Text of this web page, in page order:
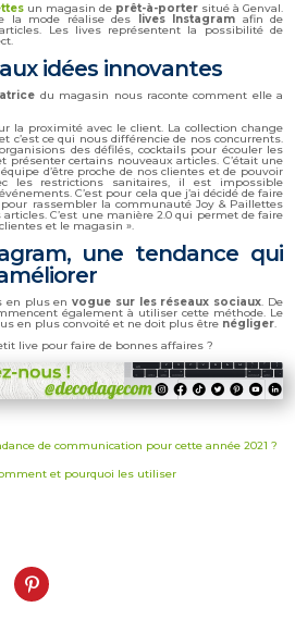
un magasin de prêt-à-porter situé à Genval.
la mode réalise des lives Instagram afin de
Les lives représentent la possibilité de
idées innovantes
du magasin nous raconte comment elle a
la proximité avec le client. La collection change
c’est ce qui nous différencie de nos concurrents.
des défilés, cocktails pour écouler les
présenter certains nouveaux articles. C’était une
d’être proche de nos clientes et de pouvoir
les restrictions sanitaires, il est impossible
C’est pour cela que j’ai décidé de faire
rassembler la communauté Joy & Paillettes
C’est une manière 2.0 qui permet de faire
et le magasin ».
une tendance qui
en plus envogue sur les réseaux sociaux. De
également à utiliser cette méthode. Le
en plus convoité et ne doit plus être négliger.
live pour faire de bonnes affaires ?
de communication pour cette année 2021 ?
et pourquoi les utiliser
partager
Cliquez
pour